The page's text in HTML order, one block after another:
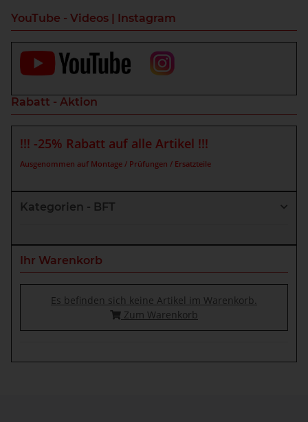
YouTube - Videos | Instagram
Rabatt - Aktion
!!! -25% Rabatt auf alle Artikel !!!
Ausgenommen auf Montage / Prüfungen / Ersatzteile
Kategorien - BFT
Ihr Warenkorb
Es befinden sich keine Artikel im Warenkorb.
Zum Warenkorb